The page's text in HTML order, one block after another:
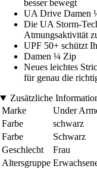
besser bewegt
UA Drive Damen
Die UA Storm-
Atmungsaktivität
UPF 50+ schützt
Damen ¼ Zip
Neues leichtes
für genau die
Zusätzliche
Marke
Under
Farbe
schwarz
Farbe
Schwarz
Geschlecht
Frau
Altersgruppe